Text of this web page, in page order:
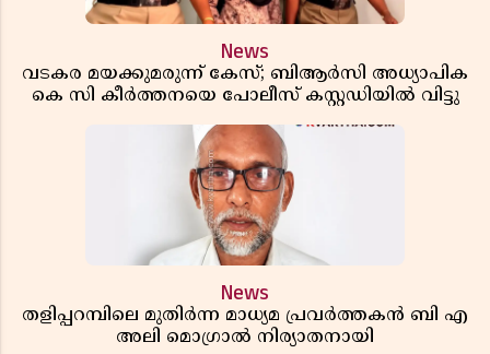
News
വടകര മയക്കുമരുന്ന് കേസ്; ബിആർസി അധ്യാപിക
കെ സി കീർത്തനയെ പോലീസ് കസ്റ്റഡിയിൽ വിട്ടു
News
തളിപ്പറമ്പിലെ മുതിർന്ന മാധ്യമ പ്രവർത്തകൻ ബി എ
അലി മൊഗ്രാൽ നിര്യാതനായി